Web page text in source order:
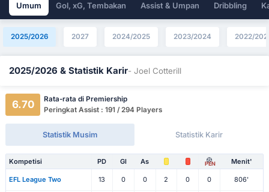
Umum Gol, xG, Tembakan Assist & Umpan Dribbling
2025/2026 2027 2024/2025 2023/2024 2022/
2025/2026 & Statistik Karir- Joel Cotterill
6.70
Rata-rata di Premiership
Peringkat Assist : 191 / 294 Players
Statistik Musim Statistik Karir
Kompetisi PD Gl As PEN Menit'
EFL League Two 13 0 0 2 0 0 806'